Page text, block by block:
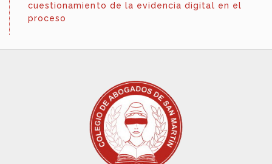
cuestionamiento de la evidencia digital en el
proceso